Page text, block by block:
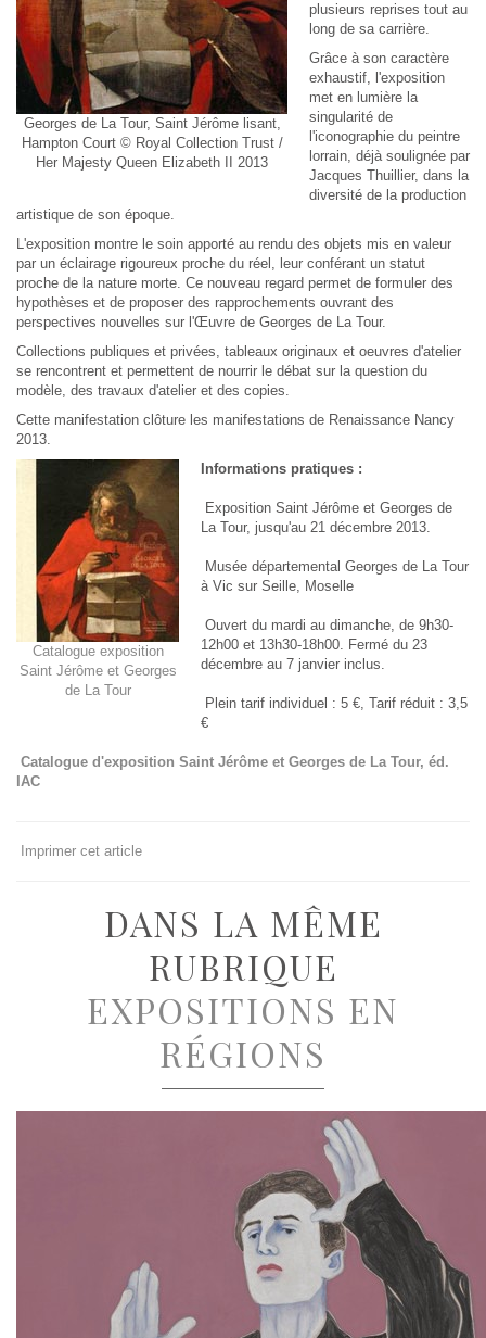
Georges de La Tour, Saint Jérôme lisant,
Hampton Court © Royal Collection Trust /
Her Majesty Queen Elizabeth II 2013
plusieurs reprises tout au
long de sa carrière.
Grâce à son caractère
exhaustif, l'exposition
met en lumière la
singularité de
l'iconographie du peintre
lorrain, déjà soulignée par
Jacques Thuillier, dans la
diversité de la production
artistique de son époque.
L'exposition montre le soin apporté au rendu des objets mis en valeur
par un éclairage rigoureux proche du réel, leur conférant un statut
proche de la nature morte. Ce nouveau regard permet de formuler des
hypothèses et de proposer des rapprochements ouvrant des
perspectives nouvelles sur l'Œuvre de Georges de La Tour.
Collections publiques et privées, tableaux originaux et oeuvres d'atelier
se rencontrent et permettent de nourrir le débat sur la question du
modèle, des travaux d'atelier et des copies.
Cette manifestation clôture les manifestations de Renaissance Nancy
2013.
Catalogue exposition
Saint Jérôme et Georges
de La Tour
Informations pratiques :
Exposition Saint Jérôme et Georges de
La Tour, jusqu'au 21 décembre 2013.
Musée départemental Georges de La Tour
à Vic sur Seille, Moselle
Ouvert du mardi au dimanche, de 9h30-
12h00 et 13h30-18h00. Fermé du 23
décembre au 7 janvier inclus.
Plein tarif individuel : 5 €, Tarif réduit : 3,5
€
Catalogue d'exposition Saint Jérôme et Georges de La Tour, éd.
IAC
Imprimer cet article
DANS LA MÊME
RUBRIQUE
EXPOSITIONS EN
RÉGIONS